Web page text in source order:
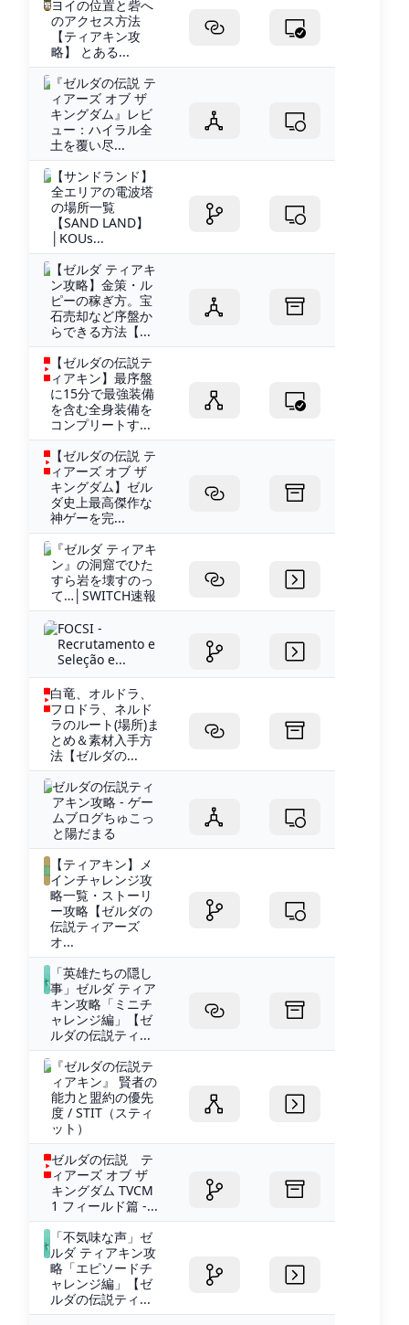
ヨイの位置と砦へ
のアクセス方法
【ティアキン攻
略】 とある...
『ゼルダの伝説 テ
ィアーズ オブ ザ
キングダム』レビ
ュー：ハイラル全
土を覆い尽...
【サンドランド】
全エリアの電波塔
の場所一覧
【SAND LAND】
│KOUs...
【ゼルダ ティアキ
ン攻略】金策・ル
ピーの稼ぎ方。宝
石売却など序盤か
らできる方法【...
【ゼルダの伝説テ
ィアキン】最序盤
に15分で最強装備
を含む全身装備を
コンプリートす...
【ゼルダの伝説 テ
ィアーズ オブ ザ
キングダム】ゼル
ダ史上最高傑作な
神ゲーを完...
『ゼルダ ティアキ
ン』の洞窟でひた
すら岩を壊すのっ
て…│SWITCH速報
FOCSI -
Recrutamento e
Seleção e...
白竜、オルドラ、
フロドラ、ネルド
ラのルート(場所)ま
とめ＆素材入手方
法【ゼルダの...
ゼルダの伝説ティ
アキン攻略 - ゲー
ムブログちゅこっ
と陽だまる
【ティアキン】メ
インチャレンジ攻
略一覧・ストーリ
ー攻略【ゼルダの
伝説ティアーズ
オ...
「英雄たちの隠し
事」ゼルダ ティア
キン攻略「ミニチ
ャレンジ編」【ゼ
ルダの伝説ティ...
『ゼルダの伝説テ
ィアキン』 賢者の
能力と盟約の優先
度 / STIT（スティ
ット）
ゼルダの伝説 テ
ィアーズ オブ ザ
キングダム TVCM
1 フィールド篇 -...
「不気味な声」ゼ
ルダ ティアキン攻
略「エピソードチ
ャレンジ編」【ゼ
ルダの伝説ティ...